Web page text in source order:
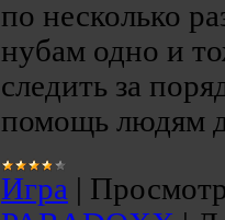
по несколько
нубам одно и
следить за
помощь людям
Игра |